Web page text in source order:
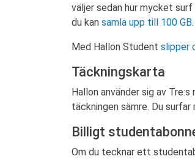
väljer sedan hur mycket
du kan samla upp till 100 GB.
Med Hallon Student slipper
Täckningskarta
Hallon använder sig av
täckningen sämre. Du
Billigt
Om du tecknar ett